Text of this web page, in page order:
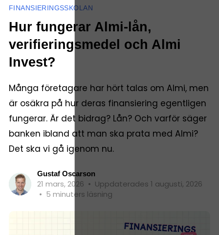
FINANSIERINGSSKOLAN
Hur fungerar Almi-lån,
verifieringsmedel och Almi
Invest?
Många företagare har hört talas om Almi, men
är osäkra på hur deras finansiering egentligen
fungerar. Är det bidrag? Lån? Och varför säger
banken ibland att man ska prata med Almi?
Det ska vi gå igenom nu.
Gustaf Oscarson
21 mars, 2026 • Uppdaterades 1 augusti, 2026
• 5 minuters läsning